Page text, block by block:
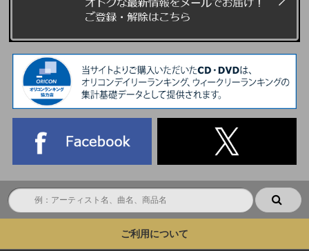
ご利用について